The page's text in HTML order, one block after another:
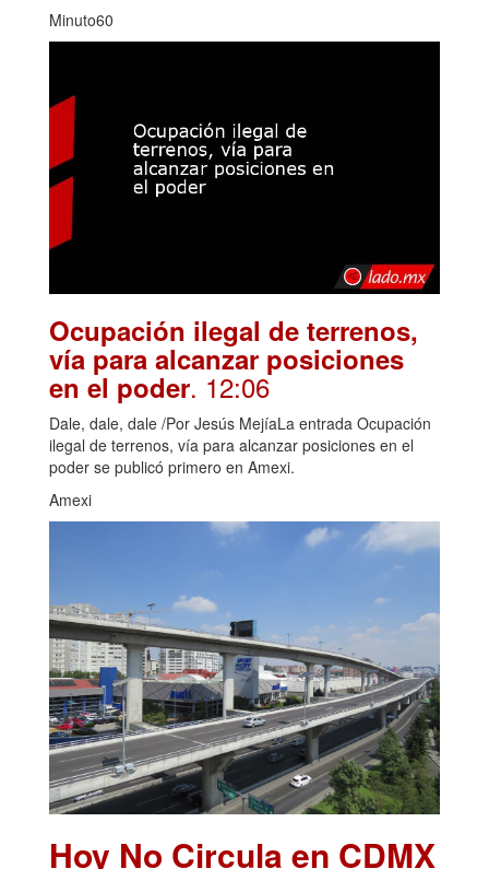
Minuto60
Ocupación ilegal de terrenos,
vía para alcanzar posiciones
en el poder. 12:06
Dale, dale, dale /Por Jesús MejíaLa entrada Ocupación
ilegal de terrenos, vía para alcanzar posiciones en el
poder se publicó primero en Amexi.
Amexi
Hoy No Circula en CDMX